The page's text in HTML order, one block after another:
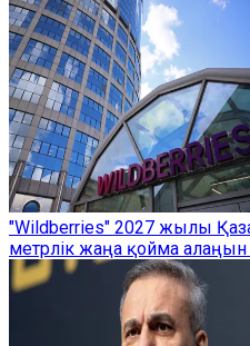
"Wildberries" 2027 жылы
метрлік жаңа қойма